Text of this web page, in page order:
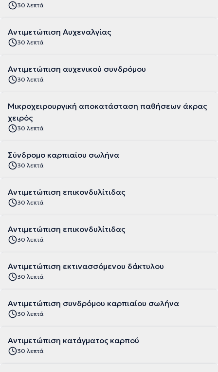
30 λεπτά
Αντιμετώπιση Αυχεναλγίας
30 λεπτά
Αντιμετώπιση αυχενικού συνδρόμου
30 λεπτά
Μικροχειρουργική αποκατάσταση παθήσεων άκρας
χειρός
30 λεπτά
Σύνδρομο καρπιαίου σωλήνα
30 λεπτά
Αντιμετώπιση επικονδυλίτιδας
30 λεπτά
Αντιμετώπιση επικονδυλίτιδας
30 λεπτά
Αντιμετώπιση εκτινασσόμενου δάκτυλου
30 λεπτά
Αντιμετώπιση συνδρόμου καρπιαίου σωλήνα
30 λεπτά
Αντιμετώπιση κατάγματος καρπού
30 λεπτά